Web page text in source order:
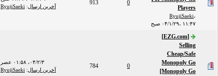
Players
RyujiSaeki
۰۴/۱/۲۹، ۱۱:۴۷ صبح
913
آخرین ارسال:
RyujiSaeki
[EZG.com]
Selling
Cheap/Safe
Monopoly Go
[Monopoly Go
784
۰۴/۲/۳، ۰۱:۵۸ عصر
آخرین ارسال:
RyujiSaeki